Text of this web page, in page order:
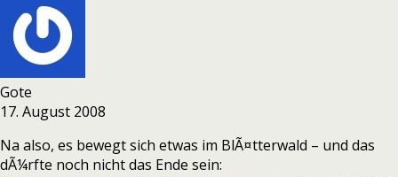
Gote
17. August 2008
Na also, es bewegt sich etwas im BlÃ¤tterwald – und das
dÃ¼rfte noch nicht das Ende sein: